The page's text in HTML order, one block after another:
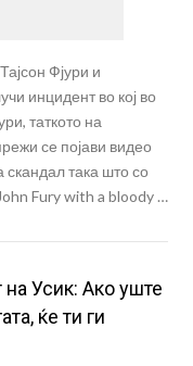
Фјури и
инцидент во кој во
таткото на
се појави видео
скандал така што со
Fury with a bloody …
Усик: Ако уште
ќе ти ги